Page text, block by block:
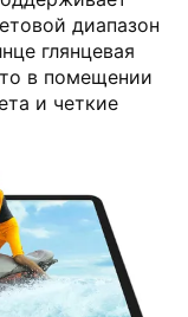
диапазон
глянцевая
в помещении
и четкие